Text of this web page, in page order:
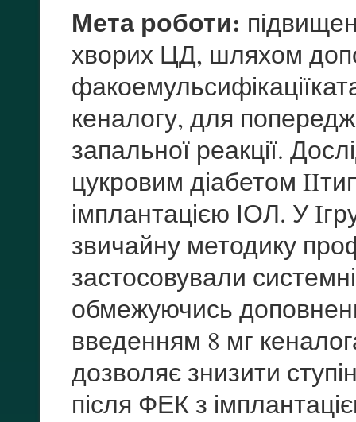
Мета роботи:
хворих ЦД, шляхом
кеналогу, для
запальної реакції.
цукровим діабетом
імплантацією ІОЛ. У
звичайну методику
застосовували
обмежуючись
введенням 8 мг
дозволяє знизити
після ФЕК з